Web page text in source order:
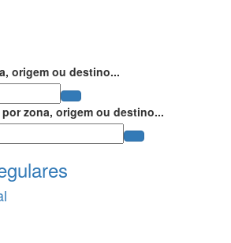
origem ou destino...
zona, origem ou destino...